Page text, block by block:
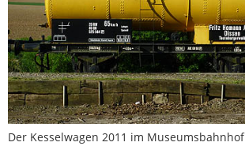
Der Kesselwagen 2011 im Museumsbahnhof